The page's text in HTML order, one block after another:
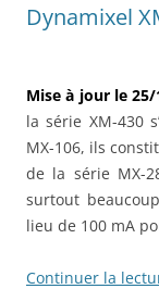
Dynamixel
Mise à jour le 25/
la série XM-430
MX-106, ils
de la série MX-
surtout
lieu de 100 mA
Continuer la